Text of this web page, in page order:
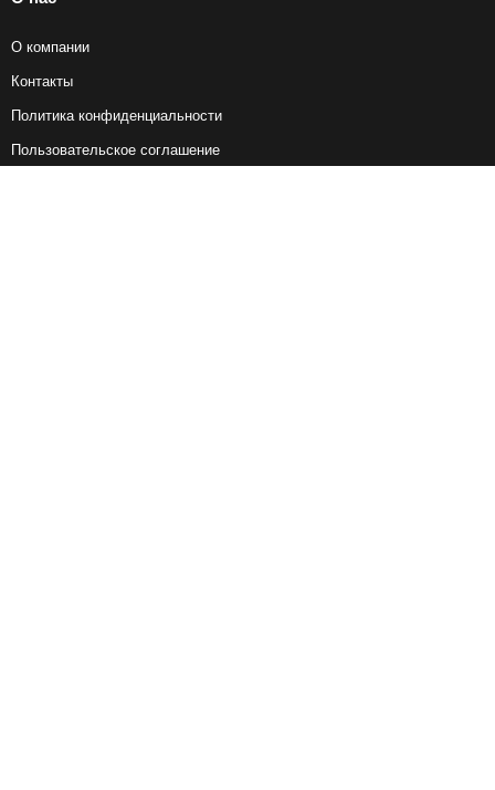
О компании
Контакты
Политика конфиденциальности
Пользовательское соглашение